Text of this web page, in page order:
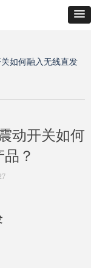
如何融入无线直发
动开关如何
？